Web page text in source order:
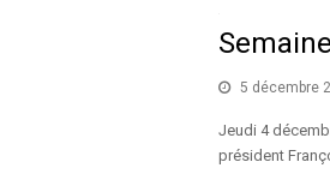
5 décembre
Jeudi 4
président